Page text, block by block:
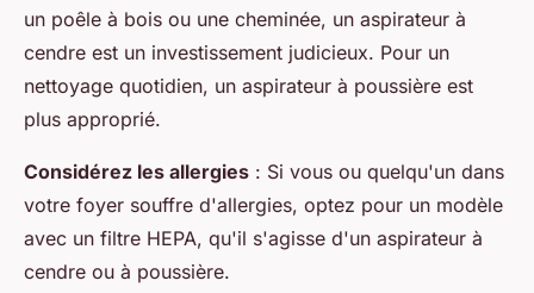
un poêle à bois ou une cheminée, un aspirateur à
cendre est un investissement judicieux. Pour un
nettoyage quotidien, un aspirateur à poussière est
plus approprié.
Considérez les allergies : Si vous ou quelqu'un dans
votre foyer souffre d'allergies, optez pour un modèle
avec un filtre HEPA, qu'il s'agisse d'un aspirateur à
cendre ou à poussière.